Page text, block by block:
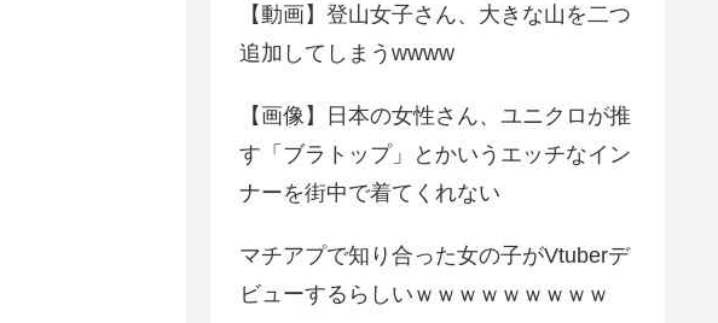
【動画】登山女子さん、大きな山を二つ
追加してしまうwwww
【画像】日本の女性さん、ユニクロが推
す「ブラトップ」とかいうエッチなイン
ナーを街中で着てくれない
マチアプで知り合った女の子がVtuberデ
ビューするらしいｗｗｗｗｗｗｗｗｗ